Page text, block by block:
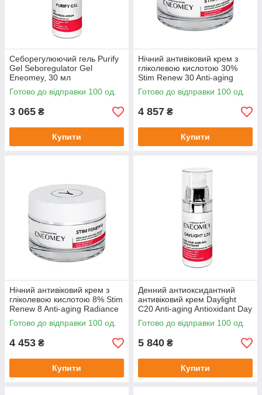
Себорегулюючий гель Purify
Gel Seboregulator Gel
Eneomey, 30 мл
Готово до відправки 100 од.
3 065 ₴
Купити
Нічний антивіковий крем з
гліколевою кислотою 30%
Stim Renew 30 Anti-aging
Firming Night Cream
Eneomey, 50 мл
Готово до відправки 100 од.
4 857 ₴
Купити
Нічний антивіковий крем з
гліколевою кислотою 8% Stim
Renew 8 Anti-aging Radiance
Night Cream Eneomey, 50 мл
Готово до відправки 100 од.
4 453 ₴
Купити
Денний антиоксидантний
антивіковий крем Daylight
C20 Anti-aging Antioxidant Day
Cream Eneomey, 30 мл
Готово до відправки 100 од.
5 840 ₴
Купити